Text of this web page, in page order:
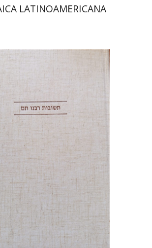
LATINOAMERICANA
הנחת אתר ספר מודפס
$45